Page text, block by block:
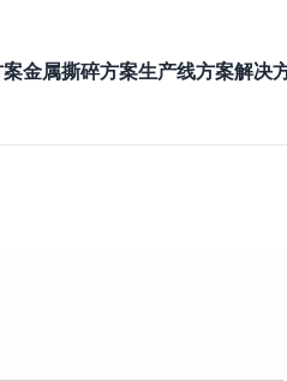
案金属撕碎方案生产线方案解决